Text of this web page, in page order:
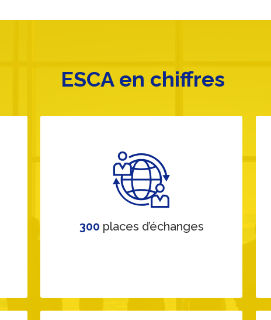
ESCA en chiffres
300 places d’échanges